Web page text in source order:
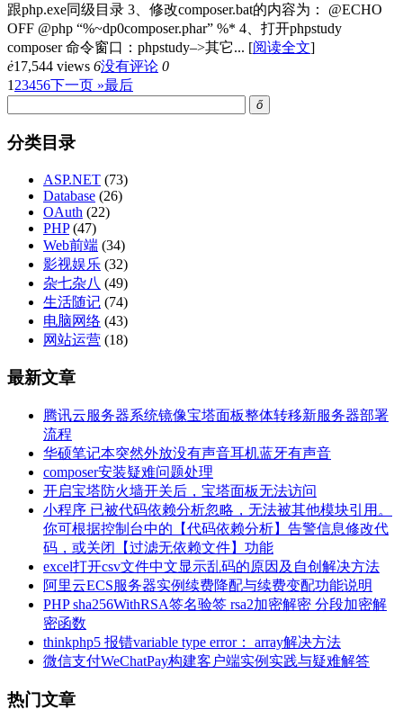
跟php.exe同级目录 3、修改composer.bat的内容为： @ECHO
OFF @php “%~dp0composer.phar” %* 4、打开phpstudy
composer 命令窗口：phpstudy–>其它... [阅读全文]
ė17,544 views 6没有评论 0
1 23456下一页 »最后
ő
分类目录
ASP.NET (73)
Database (26)
OAuth (22)
PHP(47)
Web前端 (34)
影视娱乐 (32)
杂七杂八 (49)
生活随记 (74)
电脑网络 (43)
网站运营 (18)
最新文章
腾讯云服务器系统镜像宝塔面板整体转移新服务器部署
流程
华硕笔记本突然外放没有声音耳机蓝牙有声音
composer安装疑难问题处理
开启宝塔防火墙开关后，宝塔面板无法访问
小程序 已被代码依赖分析忽略，无法被其他模块引用。
你可根据控制台中的【代码依赖分析】告警信息修改代
码，或关闭【过滤无依赖文件】功能
excel打开csv文件中文显示乱码的原因及自创解决方法
阿里云ECS服务器实例续费降配与续费变配功能说明
PHP sha256WithRSA签名验签 rsa2加密解密 分段加密解
密函数
thinkphp5 报错variable type error： array解决方法
微信支付WeChatPay构建客户端实例实践与疑难解答
热门文章